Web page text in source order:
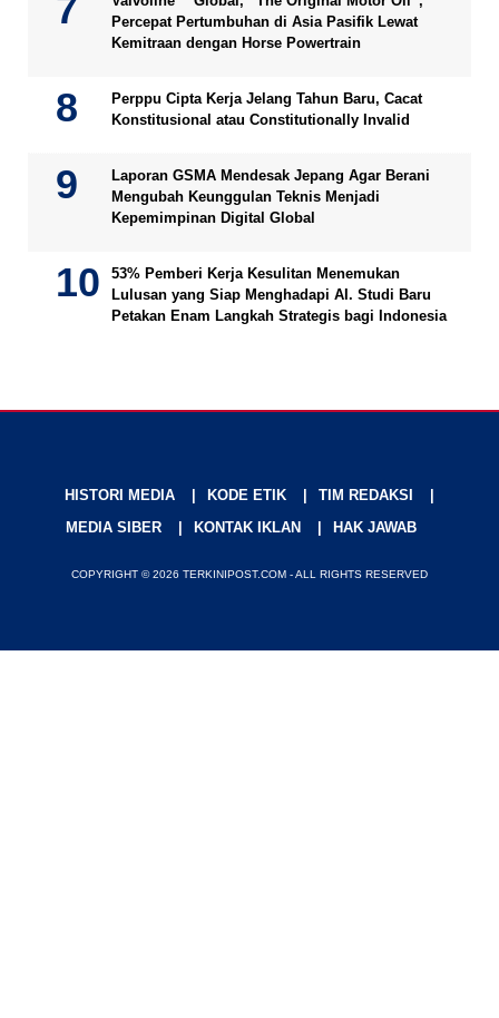
Percepat Pertumbuhan di Asia Pasifik Lewat
Kemitraan dengan Horse Powertrain
Perppu Cipta Kerja Jelang Tahun Baru, Cacat
Konstitusional atau Constitutionally Invalid
Laporan GSMA Mendesak Jepang Agar Berani
Mengubah Keunggulan Teknis Menjadi
Kepemimpinan Digital Global
53% Pemberi Kerja Kesulitan Menemukan
Lulusan yang Siap Menghadapi AI. Studi Baru
Petakan Enam Langkah Strategis bagi Indonesia
HISTORI MEDIA KODE ETIK
TIM REDAKSI
MEDIA SIBER
KONTAK IKLAN HAK JAWAB
COPYRIGHT © 2026 TERKINIPOST.COM - ALL RIGHTS RESERVED